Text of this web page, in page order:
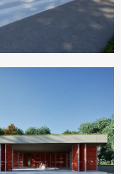
pak
střecha
údržbu
světě.
nebo
zázemí pro
hudební
děl, a o